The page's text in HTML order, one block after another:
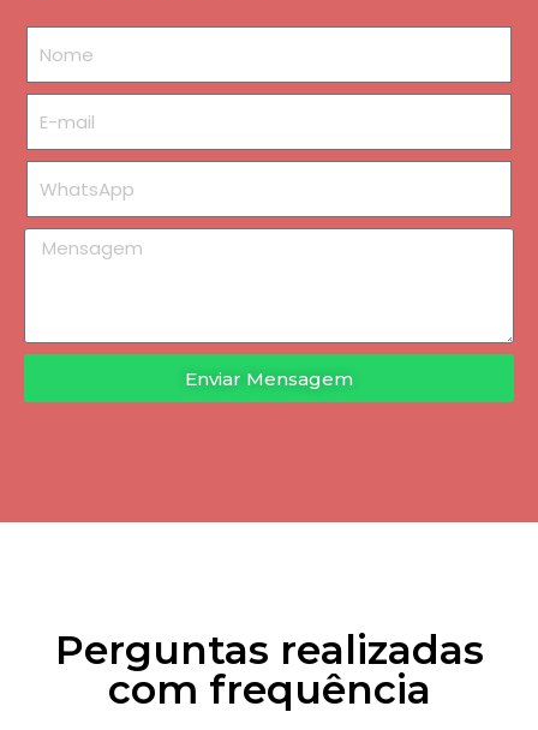
Enviar Mensagem
Perguntas realizadas
com frequência